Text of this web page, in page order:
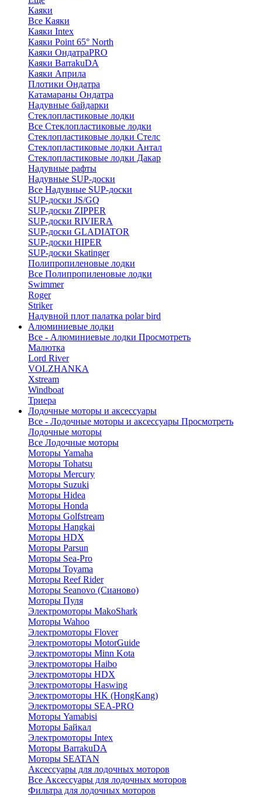
Каяки
Все Каяки
Каяки Intex
Каяки Point 65° North
Каяки ОндатраPRO
Каяки BarrakuDA
Каяки Априла
Плотики Ондатра
Катамараны Ондатра
Надувные байдарки
Стеклопластиковые лодки
Все Стеклопластиковые лодки
Стеклопластиковые лодки Стелс
Стеклопластиковые лодки Антал
Стеклопластиковые лодки Дакар
Надувные рафты
Надувные SUP-доски
Все Надувные SUP-доски
SUP-доски JS/GQ
SUP-доски ZIPPER
SUP-доски RIVIERA
SUP-доски GLADIATOR
SUP-доски HIPER
SUP-доски Skatinger
Полипропиленовые лодки
Все Полипропиленовые лодки
Swimmer
Roger
Striker
Надувной плот палатка polar bird
Алюминиевые лодки
Все - Алюминиевые лодки Просмотреть
Малютка
Lord River
VOLZHANKA
Xstream
Windboat
Триера
Лодочные моторы и аксессуары
Все - Лодочные моторы и аксессуары Просмотреть
Лодочные моторы
Все Лодочные моторы
Моторы Yamaha
Моторы Tohatsu
Моторы Mercury
Моторы Suzuki
Моторы Hidea
Моторы Honda
Моторы Golfstream
Моторы Hangkai
Моторы HDX
Моторы Parsun
Моторы Sea-Pro
Моторы Toyama
Моторы Reef Rider
Моторы Seanovo (Сианово)
Моторы Пуля
Электромоторы MakoShark
Моторы Wahoo
Электромоторы Flover
Электромоторы MotorGuide
Электромоторы Minn Kota
Электромоторы Haibo
Электромоторы HDX
Электромоторы Haswing
Электромоторы HK (HongKang)
Электромоторы SEA-PRO
Моторы Yamabisi
Моторы Байкал
Электромоторы Intex
Моторы BarrakuDA
Моторы SEATAN
Аксессуары для лодочных моторов
Все Аксессуары для лодочных моторов
Фильтра для лодочных моторов